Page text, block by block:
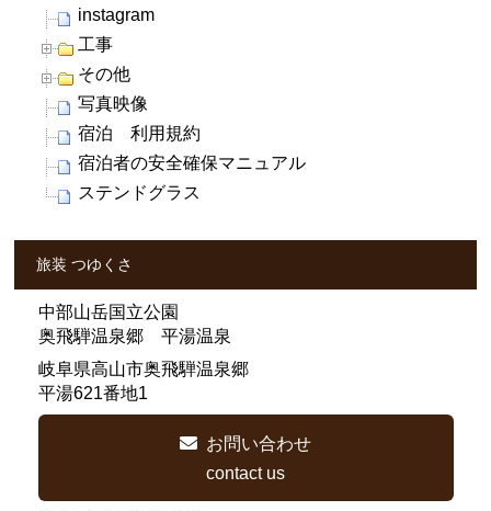
instagram
工事
その他
写真映像
宿泊 利用規約
宿泊者の安全確保マニュアル
ステンドグラス
旅装 つゆくさ
中部山岳国立公園
奥飛騨温泉郷 平湯温泉
岐阜県高山市奥飛騨温泉郷
平湯621番地1
お問い合わせ
contact us